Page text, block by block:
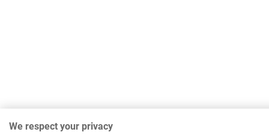
We respect your privacy